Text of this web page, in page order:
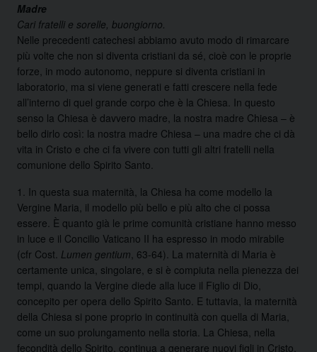
Madre
Cari fratelli e sorelle, buongiorno.
Nelle precedenti catechesi abbiamo avuto modo di rimarcare
più volte che non si diventa cristiani da sé, cioè con le proprie
forze, in modo autonomo, neppure si diventa cristiani in
laboratorio, ma si viene generati e fatti crescere nella fede
all’interno di quel grande corpo che è la Chiesa. In questo
senso la Chiesa è davvero madre, la nostra madre Chiesa – è
bello dirlo così: la nostra madre Chiesa – una madre che ci dà
vita in Cristo e che ci fa vivere con tutti gli altri fratelli nella
comunione dello Spirito Santo.
1. In questa sua maternità, la Chiesa ha come modello la
Vergine Maria, il modello più bello e più alto che ci possa
essere. È quanto già le prime comunità cristiane hanno messo
in luce e il Concilio Vaticano II ha espresso in modo mirabile
(cfr Cost. Lumen gentium , 63-64). La maternità di Maria è
certamente unica, singolare, e si è compiuta nella pienezza dei
tempi, quando la Vergine diede alla luce il Figlio di Dio,
concepito per opera dello Spirito Santo. E tuttavia, la maternità
della Chiesa si pone proprio in continuità con quella di Maria,
come un suo prolungamento nella storia. La Chiesa, nella
fecondità dello Spirito, continua a generare nuovi figli in Cristo,